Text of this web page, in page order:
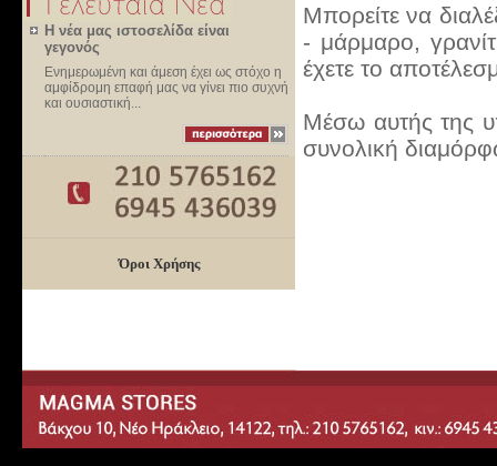
Η νέα μας ιστοσελίδα είναι
γεγονός
Ενημερωμένη και άμεση έχει ως στόχο η
αμφίδρομη επαφή μας να γίνει πιο συχνή
και ουσιαστική...
Όροι Χρήσης
Μπορείτε να
- μάρμαρο,
έχετε το
Μέσω αυτής της
συνολική